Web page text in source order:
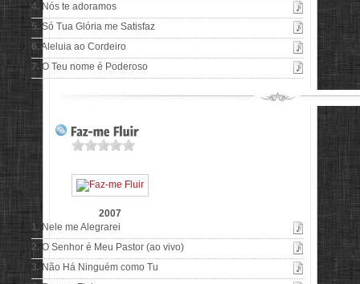
4. Nós te adoramos
5. Só Tua Glória me Satisfaz
6. Aleluia ao Cordeiro
7. O Teu nome é Poderoso
2007
1. Nele me Alegrarei
2.O Senhor é Meu Pastor (ao vivo)
3. Não Há Ninguém como Tu